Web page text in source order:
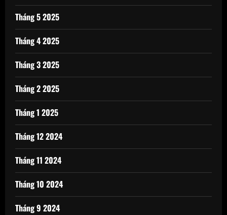
Tháng 5 2025
Tháng 4 2025
Tháng 3 2025
Tháng 2 2025
Tháng 1 2025
Tháng 12 2024
Tháng 11 2024
Tháng 10 2024
Tháng 9 2024